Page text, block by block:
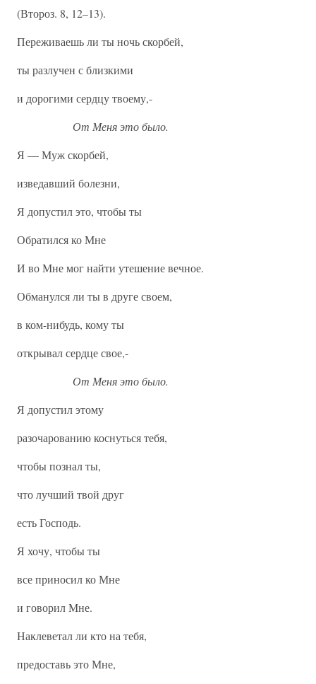
(Второз. 8, 12–13).
Переживаешь ли ты ночь скорбей,
ты разлучен с близкими
и дорогими сердцу твоему,-
От Меня это было.
Я — Муж скорбей,
изведавший болезни,
Я допустил это, чтобы ты
Обратился ко Мне
И во Мне мог найти утешение вечное.
Обманулся ли ты в друге своем,
в ком-нибудь, кому ты
открывал сердце свое,-
От Меня это было.
Я допустил этому
разочарованию коснуться тебя,
чтобы познал ты,
что лучший твой друг
есть Господь.
Я хочу, чтобы ты
все приносил ко Мне
и говорил Мне.
Наклеветал ли кто на тебя,
предоставь это Мне,